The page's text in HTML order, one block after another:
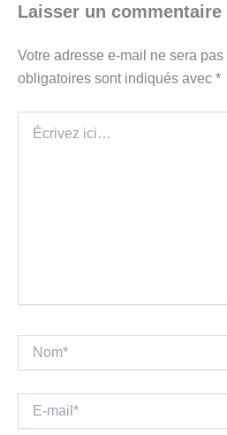
Laisser un commentaire
Votre adresse e-mail ne sera
obligatoires sont indiqués avec *
ici…
mail*